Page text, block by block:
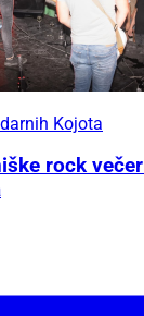
Kojota
rock